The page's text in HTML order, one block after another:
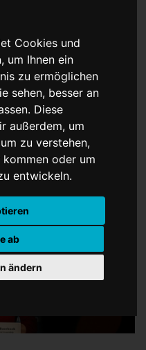
Cookies und
um Ihnen ein
zu ermöglichen
sehen, besser an
Diese
außerdem, um
zu verstehen,
kommen oder um
entwickeln.
ab
ändern
vor